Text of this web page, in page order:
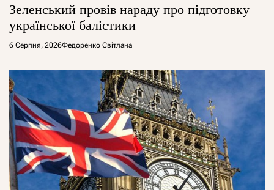
Зеленський провів нараду про підготовку
української балістики
6 Серпня, 2026Федоренко Світлана